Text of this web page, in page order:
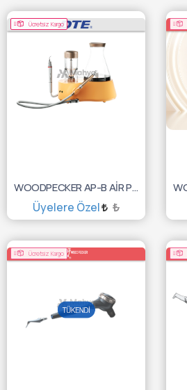
SEPETE EKLE
Ücretsiz Kargo
WOODPECKER AP-B AİR POLİSHER&CAVİTRON CİHAZI
Üyelere Özel ₺
SEPETE EKLE
Ücretsiz Kargo